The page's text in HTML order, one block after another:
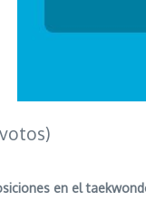
en el